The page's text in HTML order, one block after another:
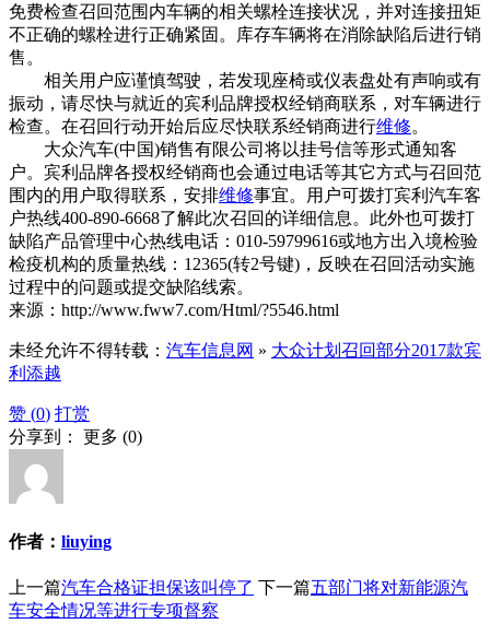
免费检查召回范围内车辆的相关螺栓连接状况，并对连接扭矩
不正确的螺栓进行正确紧固。库存车辆将在消除缺陷后进行销
售。
相关用户应谨慎驾驶，若发现座椅或仪表盘处有声响或有
振动，请尽快与就近的宾利品牌授权经销商联系，对车辆进行
检查。在召回行动开始后应尽快联系经销商进行维修。
大众汽车(中国)销售有限公司将以挂号信等形式通知客
户。宾利品牌各授权经销商也会通过电话等其它方式与召回范
围内的用户取得联系，安排维修事宜。用户可拨打宾利汽车客
户热线400-890-6668了解此次召回的详细信息。此外也可拨打
缺陷产品管理中心热线电话：010-59799616或地方出入境检验
检疫机构的质量热线：12365(转2号键)，反映在召回活动实施
过程中的问题或提交缺陷线索。
来源：http://www.fww7.com/Html/?5546.html
未经允许不得转载： 汽车信息网 » 大众计划召回部分2017款宾
利添越
赞 (0) 打赏
分享到： 更多 (0)
作者： liuying
上一篇汽车合格证担保该叫停了 下一篇五部门将对新能源汽
车安全情况等进行专项督察